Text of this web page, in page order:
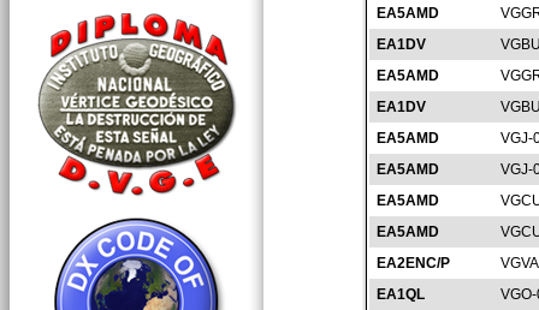
EA5AMD
EA1DV
EA5AMD
EA1DV
EA5AMD
VGJ-
EA5AMD
VGJ-
EA5AMD
EA5AMD
EA2ENC/P
EA1QL